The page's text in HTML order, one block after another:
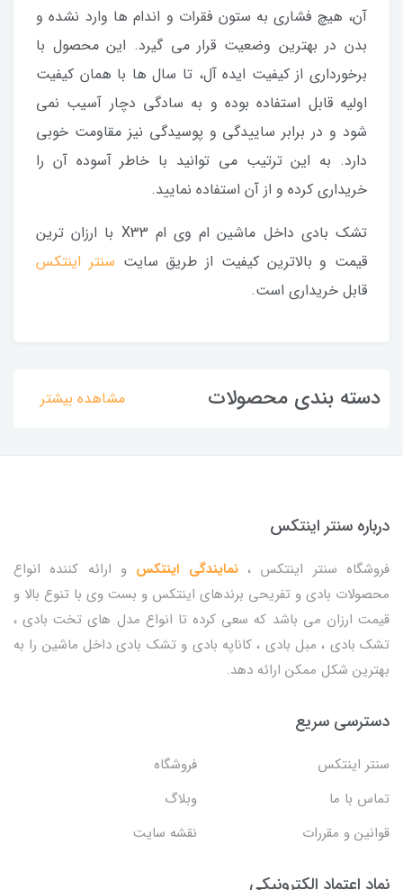
آن، هیچ فشاری به ستون فقرات و اندام ها وارد نشده و
بدن در بهترین وضعیت قرار می گیرد. این محصول با
برخورداری از کیفیت ایده آل، تا سال ها با همان کیفیت
اولیه قابل استفاده بوده و به سادگی دچار آسیب نمی
شود و در برابر ساییدگی و پوسیدگی نیز مقاومت خوبی
دارد. به این ترتیب می توانید با خاطر آسوده آن را
خریداری کرده و از آن استفاده نمایید.
تشک بادی داخل ماشین ام وی ام X33 با ارزان ترین
قیمت و بالاترین کیفیت از طریق سایت سنتر اینتکس
قابل خریداری است.
دسته بندی محصولات مشاهده بیشتر
درباره سنتر اینتکس
فروشگاه سنتر اینتکس ،نمایندگی اینتکس و ارائه کننده انواع
محصولات بادی و تفریحی برندهای اینتکس و بست وی با تنوع بالا و
قیمت ارزان می باشد که سعی کرده تا انواع مدل های تخت بادی ،
تشک بادی ، مبل بادی ، کاناپه بادی و تشک بادی داخل ماشین را به
بهترین شکل ممکن ارائه دهد.
دسترسی سریع
سنتر اینتکس
فروشگاه
تماس با ما
وبلاگ
قوانین و مقررات
نقشه سایت
نماد اعتماد الکترونیکی